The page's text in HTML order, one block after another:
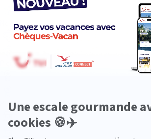
Neige
Plongée
Premium